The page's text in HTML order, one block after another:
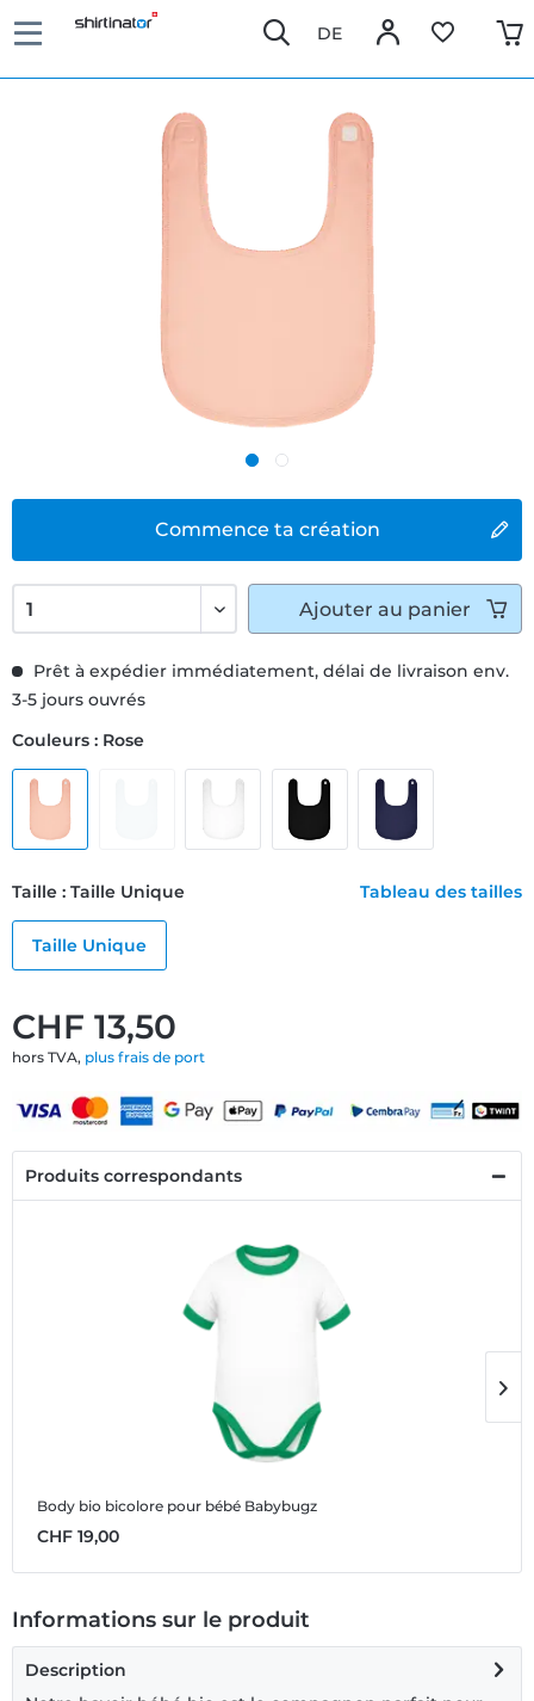
DE
Commence ta création
CHF 13,50
hors TVA, plus frais de port
Prêt à expédier immédiatement, délai de livraison env.
3-5 jours ouvrés
Couleurs : Rose
Taille : Taille Unique Tableau des tailles
Taille Unique
Ajouter au panier
Produits correspondants
Body bio bicolore pour bébé Babybugz
CHF 19,00
Informations sur le produit
Description